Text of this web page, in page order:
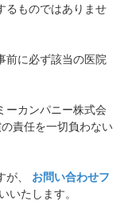
るものではありませ
前に必ず該当の医院
ーカンパニー株式会
責任を一切負わない
が、 お問い合わせフ
いたします。